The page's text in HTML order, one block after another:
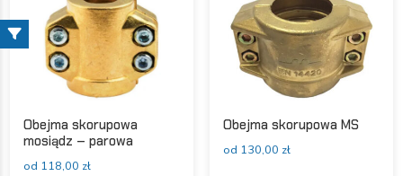
wybrać
na
stronie
produktu
można
wybrać
na
stronie
Obejma skorupowa
mosiądz – parowa
od 118,00 zł
Obejma skorupowa MS
od 130,00 zł